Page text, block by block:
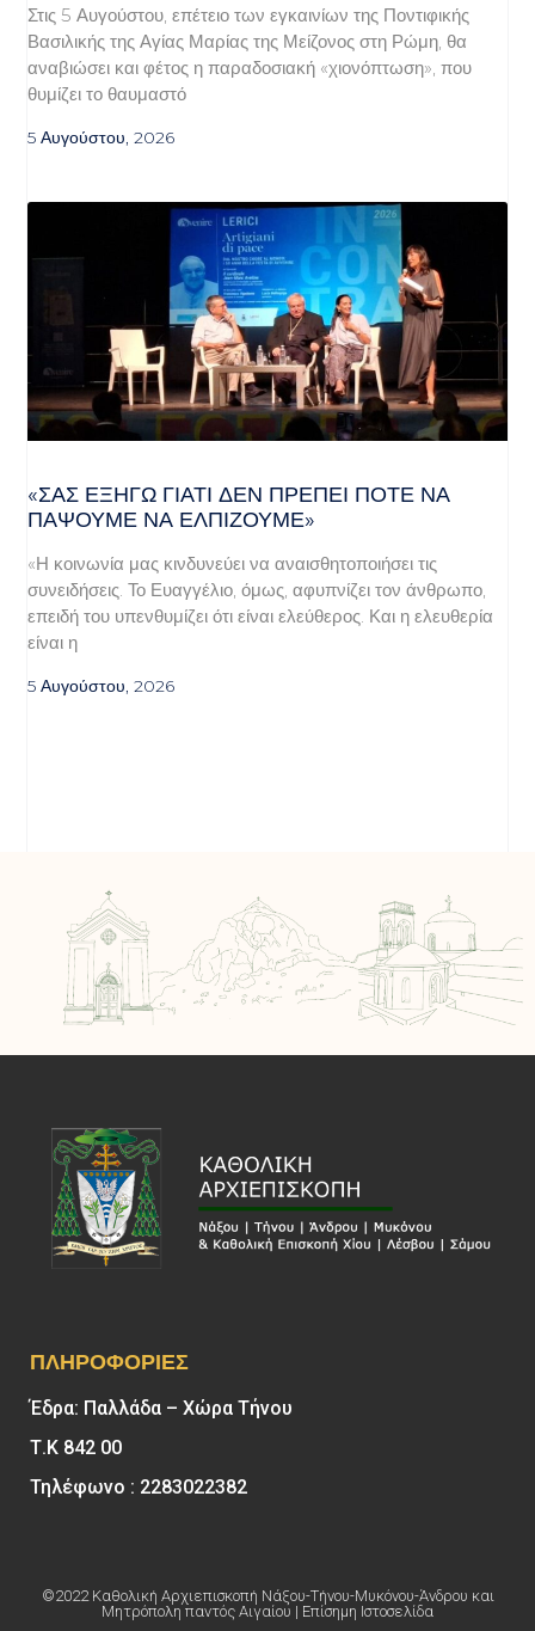
Στις 5 Αυγούστου, επέτειο των εγκαινίων της Ποντιφικής
Βασιλικής της Αγίας Μαρίας της Μείζονος στη Ρώμη, θα
αναβιώσει και φέτος η παραδοσιακή «χιονόπτωση», που
θυμίζει το θαυμαστό
5 Αυγούστου, 2026
«ΣΑΣ ΕΞΗΓΏ ΓΙΑΤΊ ΔΕΝ ΠΡΈΠΕΙ ΠΟΤΈ ΝΑ
ΠΆΨΟΥΜΕ ΝΑ ΕΛΠΊΖΟΥΜΕ»
«Η κοινωνία μας κινδυνεύει να αναισθητοποιήσει τις
συνειδήσεις. Το Ευαγγέλιο, όμως, αφυπνίζει τον άνθρωπο,
επειδή του υπενθυμίζει ότι είναι ελεύθερος. Και η ελευθερία
είναι η
5 Αυγούστου, 2026
ΠΛΗΡΟΦΟΡΊΕΣ
Έδρα: Παλλάδα – Χώρα Τήνου
Τ.Κ 842 00
Τηλέφωνο : 2283022382
©2022 Καθολική Αρχιεπισκοπή Νάξου-Τήνου-Μυκόνου-Άνδρου και
Μητρόπολη παντός Αιγαίου | Επίσημη Ιστοσελίδα